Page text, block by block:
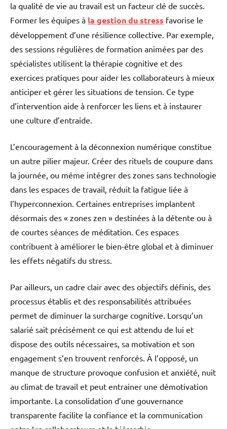
la qualité de vie au travail est un facteur clé de succès.
Former les équipes à la gestion du stress favorise le
développement d’une résilience collective. Par exemple,
des sessions régulières de formation animées par des
spécialistes utilisent la thérapie cognitive et des
exercices pratiques pour aider les collaborateurs à mieux
anticiper et gérer les situations de tension. Ce type
d’intervention aide à renforcer les liens et à instaurer
une culture d’entraide.
L’encouragement à la déconnexion numérique constitue
un autre pilier majeur. Créer des rituels de coupure dans
la journée, ou même intégrer des zones sans technologie
dans les espaces de travail, réduit la fatigue liée à
l’hyperconnexion. Certaines entreprises implantent
désormais des « zones zen » destinées à la détente ou à
de courtes séances de méditation. Ces espaces
contribuent à améliorer le bien-être global et à diminuer
les effets négatifs du stress.
Par ailleurs, un cadre clair avec des objectifs définis, des
processus établis et des responsabilités attribuées
permet de diminuer la surcharge cognitive. Lorsqu’un
salarié sait précisément ce qui est attendu de lui et
dispose des outils nécessaires, sa motivation et son
engagement s’en trouvent renforcés. À l’opposé, un
manque de structure provoque confusion et anxiété, nuit
au climat de travail et peut entrainer une démotivation
importante. La consolidation d’une gouvernance
transparente facilite la confiance et la communication